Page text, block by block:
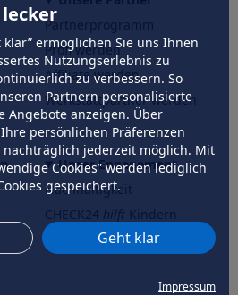
ermöglichen Sie uns Ihnen
Nutzungserlebnis zu
zu verbessern. So
Partnern personalisierte
Angebote anzeigen. Über
Ihre persönlichen Präferenzen
nachträglich jederzeit möglich. Mit
Cookies” werden lediglich
gespeichert.
Geht klar
Impressum
Partnerprogramm
Profi werden
Affiliate werden
Werkstattpartner werden
Unser Engagement
Nachhaltigkeit
CHECK24hilftder Natur